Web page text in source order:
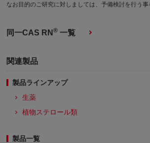
なお目的のご研究に対しましては、予備検討を行う事
同一CAS RN® 一覧
関連製品
製品ラインアップ
生薬
植物ステロール類
製品一覧